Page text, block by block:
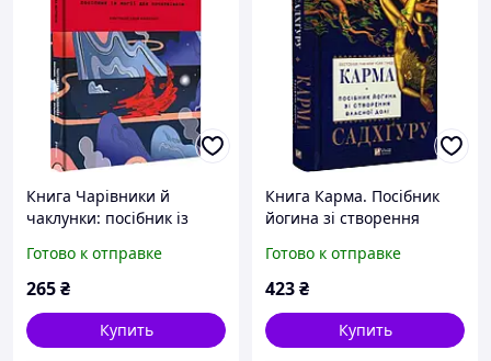
Книга Чарівники й
чаклунки: посібник із
Автор Франческа
Маттеоні (Укр.) 2023 г. DC
Готово к отправке
265₴
Купить
Книга Карма. Посібник
йогина зі створення
Садхгуру (Укр.) (переплет
твердый) 2024 г. DC
Готово к отправке
423₴
Купить